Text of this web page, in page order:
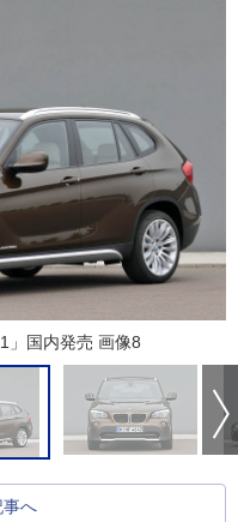
」国内発売 画像8
事へ